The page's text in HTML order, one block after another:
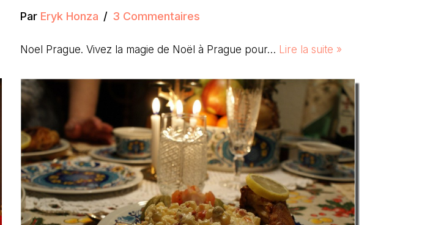
Par Eryk Honza 3 Commentaires
Noel Prague. Vivez la magie de Noël à Prague pour… Lire la suite »